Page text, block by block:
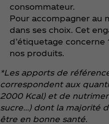
consommateur.
Pour accompagner au
dans ses choix. Cet
d’étiquetage
nos produits.
*Les apports de
correspondent aux
2000 Kcal) et de
sucre…) dont la majorité
être en bonne santé.